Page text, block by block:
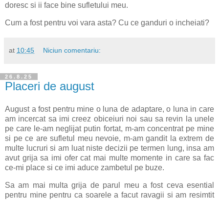
doresc si ii face bine sufletului meu.
Cum a fost pentru voi vara asta? Cu ce ganduri o incheiati?
at 10:45 Niciun comentariu:
26.8.25
Placeri de august
August a fost pentru mine o luna de adaptare, o luna in care
am incercat sa imi creez obiceiuri noi sau sa revin la unele
pe care le-am neglijat putin fortat, m-am concentrat pe mine
si pe ce are sufletul meu nevoie, m-am gandit la extrem de
multe lucruri si am luat niste decizii pe termen lung, insa am
avut grija sa imi ofer cat mai multe momente in care sa fac
ce-mi place si ce imi aduce zambetul pe buze.
Sa am mai multa grija de parul meu a fost ceva esential
pentru mine pentru ca soarele a facut ravagii si am resimtit